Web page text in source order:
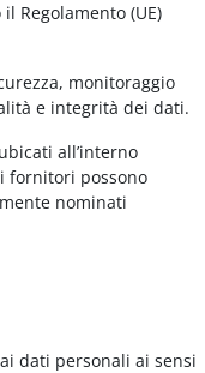
Regolamento (UE)
monitoraggio
e integrità dei dati.
all’interno
fornitori possono
nominati
dati personali ai sensi